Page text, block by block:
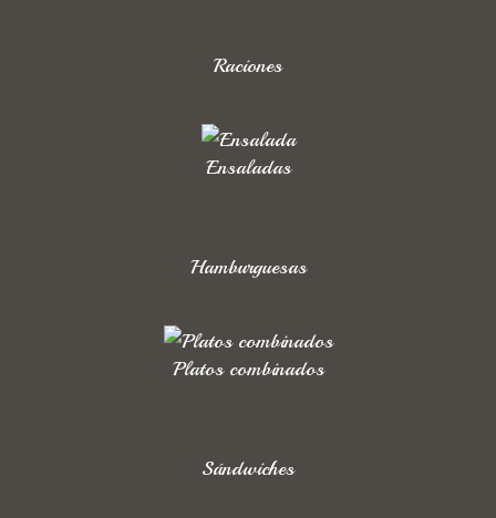
Raciones
Ensaladas
Hamburguesas
Platos combinados
Sándwiches